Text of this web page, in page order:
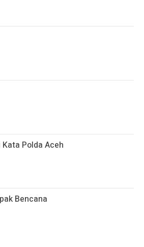
Polda Aceh
Bencana